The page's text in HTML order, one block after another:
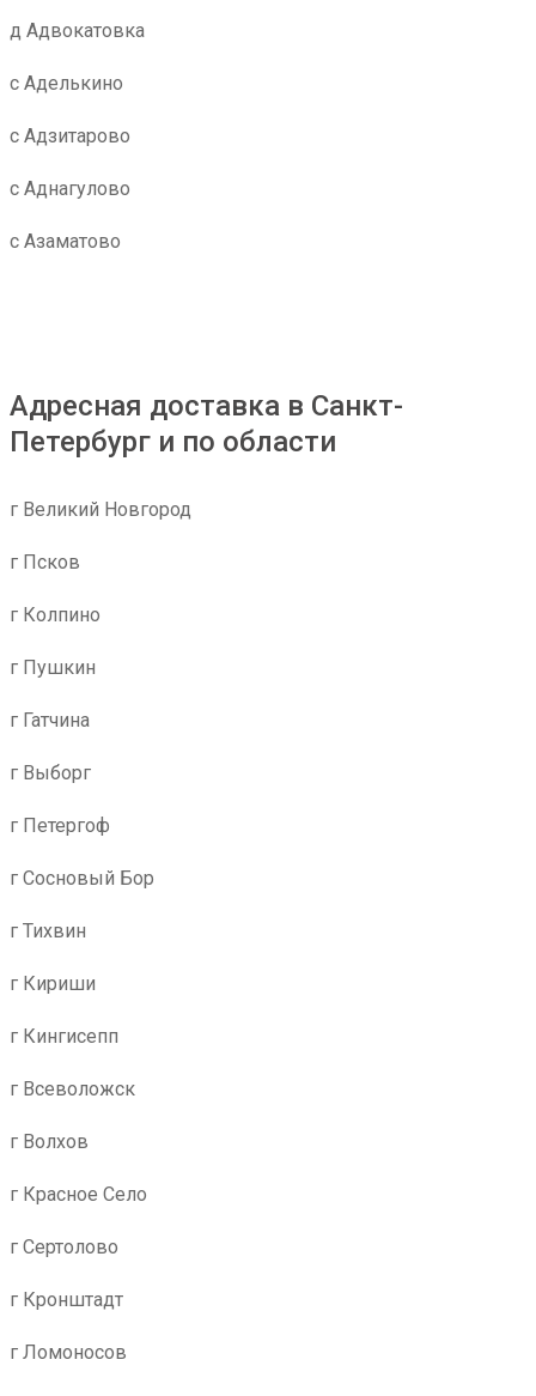
д Адвокатовка
с Аделькино
с Адзитарово
с Аднагулово
с Азаматово
Адресная доставка в Санкт-
Петербург и по области
г Великий Новгород
г Псков
г Колпино
г Пушкин
г Гатчина
г Выборг
г Петергоф
г Сосновый Бор
г Тихвин
г Кириши
г Кингисепп
г Всеволожск
г Волхов
г Красное Село
г Сертолово
г Кронштадт
г Ломоносов